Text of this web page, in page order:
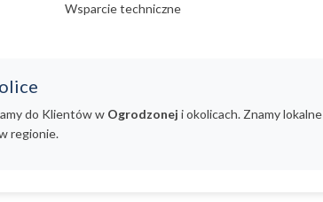
Wsparcie techniczne
do Klientów w Ogrodzonej i okolicach. Znamy lokalne
regionie.